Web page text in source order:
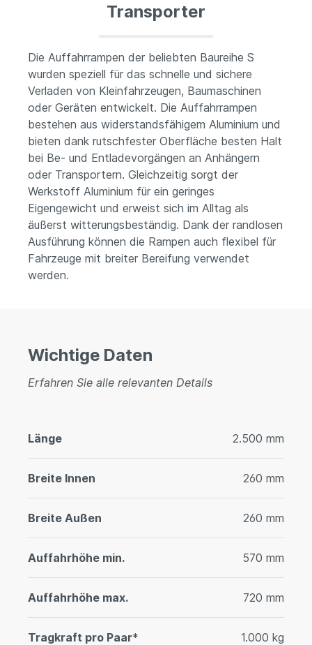
Transporter
Die Auffahrrampen der beliebten Baureihe S
wurden speziell für das schnelle und sichere
Verladen von Kleinfahrzeugen, Baumaschinen
oder Geräten entwickelt. Die Auffahrrampen
bestehen aus widerstandsfähigem Aluminium und
bieten dank rutschfester Oberfläche besten Halt
bei Be- und Entladevorgängen an Anhängern
oder Transportern. Gleichzeitig sorgt der
Werkstoff Aluminium für ein geringes
Eigengewicht und erweist sich im Alltag als
äußerst witterungsbeständig. Dank der randlosen
Ausführung können die Rampen auch flexibel für
Fahrzeuge mit breiter Bereifung verwendet
werden.
Wichtige Daten
Erfahren Sie alle relevanten Details
Länge 2.500 mm
Breite Innen 260 mm
Breite Außen 260 mm
Auffahrhöhe min. 570 mm
Auffahrhöhe max. 720 mm
Tragkraft pro Paar* 1.000 kg